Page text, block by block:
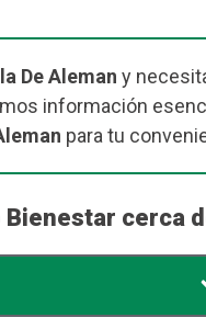
De Aleman y
información
para tu
cerca